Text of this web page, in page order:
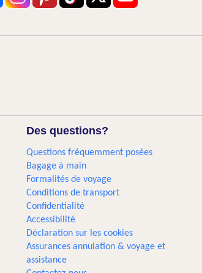
Des questions?
Questions fréquemment posées
Bagage à main
Formalités de voyage
Conditions de transport
Confidentialité
Accessibilité
Déclaration sur les cookies
Assurances annulation & voyage et
assistance